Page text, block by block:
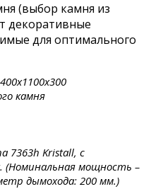
(выбор камня из
декоративные
для оптимального
камня
7363h Kristall, с
(Номинальная мощность –
дымохода: 200 мм.)